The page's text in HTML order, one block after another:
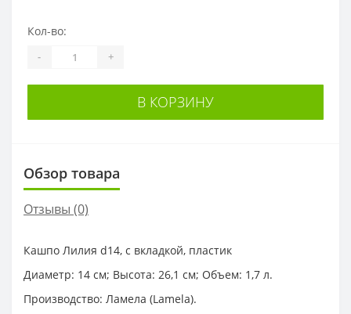
Кол-во:
- +
В КОРЗИНУ
Обзор товара
Отзывы (0)
Кашпо Лилия d14, с вкладкой, пластик
Диаметр: 14 см; Высота: 26,1 см; Объем: 1,7 л.
Производство: Ламела (Lamela).